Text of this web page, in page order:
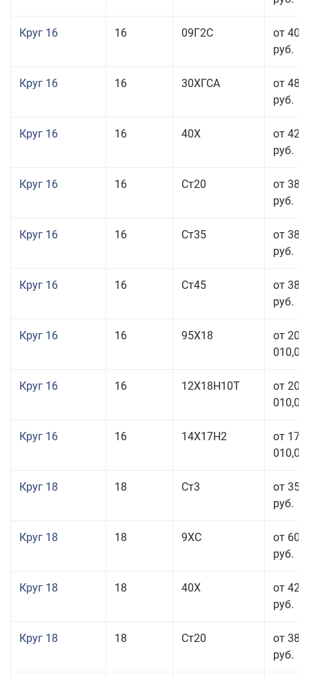
Круг 16 16 09Г2С
от 40
руб.
Круг 16 16 30ХГСА
от 48
руб.
Круг 16 16 40Х
от 42
руб.
Круг 16 16 Ст20
от 38
руб.
Круг 16 16 Ст35
от 38
руб.
Круг 16 16 Ст45
от 38
руб.
Круг 16 16 95Х18
от 208
010,00
Круг 16 16 12Х18Н10Т
от 209
010,00
Круг 16 16 14Х17Н2
от 175
010,00
Круг 18 18 Ст3
от 35
руб.
Круг 18 18 9ХС
от 60
руб.
Круг 18 18 40Х
от 42
руб.
Круг 18 18 Ст20
от 38
руб.